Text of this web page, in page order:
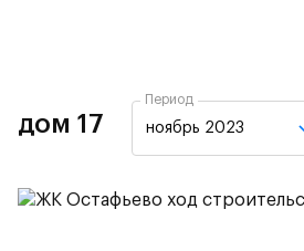
дом 17
Период
ноябрь 2023